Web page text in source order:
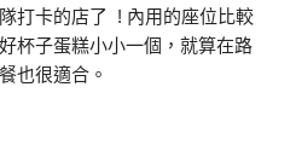
打卡的店了 ! 內用的座位比較
杯子蛋糕小小一個，就算在路
也很適合。